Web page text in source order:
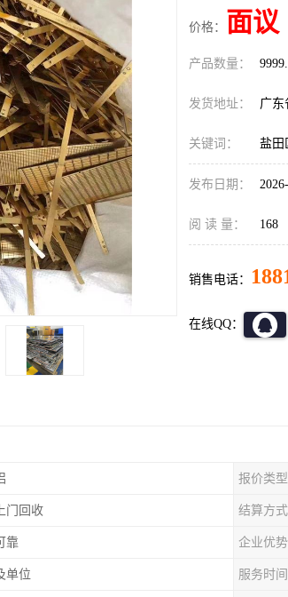
价格： 面议
产品数量：
发货地址： 广东
关键词： 盐田
发布日期：
阅 读 量： 168
销售电话：
在线QQ：
报价类型
门回收 结算方式
靠 企业优势
单位 服务时间